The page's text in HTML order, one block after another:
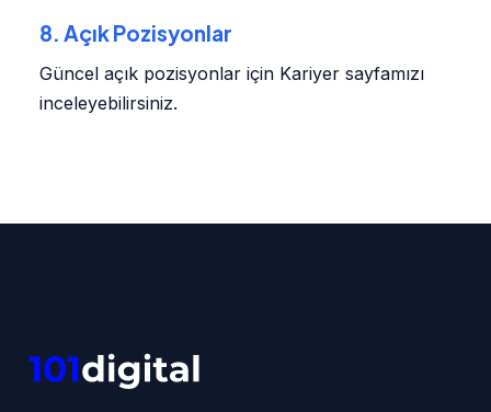
8. Açık Pozisyonlar
Güncel açık pozisyonlar için Kariyer sayfamızı
inceleyebilirsiniz.